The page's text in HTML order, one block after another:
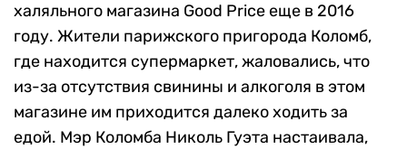
халяльного магазина Good Price еще в 2016
году. Жители парижского пригорода Коломб,
где находится супермаркет, жаловались, что
из-за отсутствия свинины и алкоголя в этом
магазине им приходится далеко ходить за
едой. Мэр Коломба Николь Гуэта настаивала,